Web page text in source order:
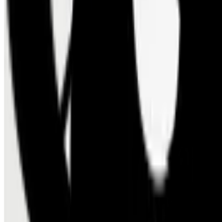
TÜV Rheinland
Informazioni sul certificato
Prodotti certificati
PREMIO PER LA